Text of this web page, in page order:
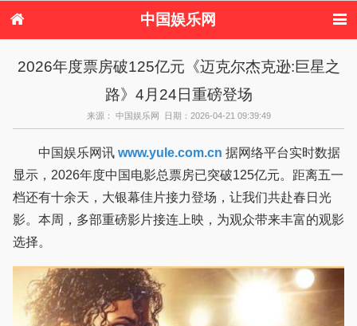
中国娱乐网
电视剧
演唱会 综艺节目
偶像活动
2026年度票房破125亿元《迈克尔杰克逊:巨星之
路》4月24日重磅登场
来源： 中国娱乐网 日期：2026-04-21 09:39:49
中国娱乐网讯 www.yule.com.cn
显示，2026年度中国电影总票房已突破125亿元。距离五一
档还有十余天，大银幕佳片接力登场，让我们共赴春日光
影。本周，多部重磅影片接连上映，为观众带来丰富的观影
选择。